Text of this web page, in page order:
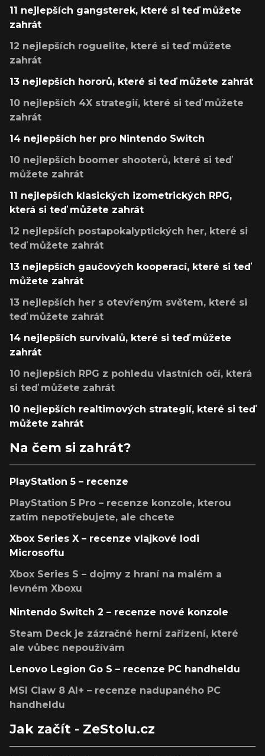
11 nejlepších gangsterek, které si teď můžete
zahrát
12 nejlepších roguelite, které si teď můžete
zahrát
13 nejlepších hororů, které si teď můžete zahrát
10 nejlepších 4X strategií, které si teď můžete
zahrát
14 nejlepších her pro Nintendo Switch
10 nejlepších boomer shooterů, které si teď
můžete zahrát
11 nejlepších klasických izometrických RPG,
která si teď můžete zahrát
12 nejlepších postapokalyptických her, které si
teď můžete zahrát
13 nejlepších gaučových kooperací, které si teď
můžete zahrát
13 nejlepších her s otevřeným světem, které si
teď můžete zahrát
14 nejlepších survivalů, které si teď můžete
zahrát
10 nejlepších RPG z pohledu vlastních očí, která
si teď můžete zahrát
10 nejlepších realtimových strategií, které si teď
můžete zahrát
Na čem si zahrát?
PlayStation 5 – recenze
PlayStation 5 Pro – recenze konzole, kterou
zatím nepotřebujete, ale chcete
Xbox Series X – recenze vlajkové lodi
Microsoftu
Xbox Series S – dojmy z hraní na malém a
levném Xboxu
Nintendo Switch 2 – recenze nové konzole
Steam Deck je zázračné herní zařízení, které
ale vůbec nepoužívám
Lenovo Legion Go S – recenze PC handheldu
MSI Claw 8 AI+ – recenze nadupaného PC
handheldu
Jak začít - ZeStolu.cz